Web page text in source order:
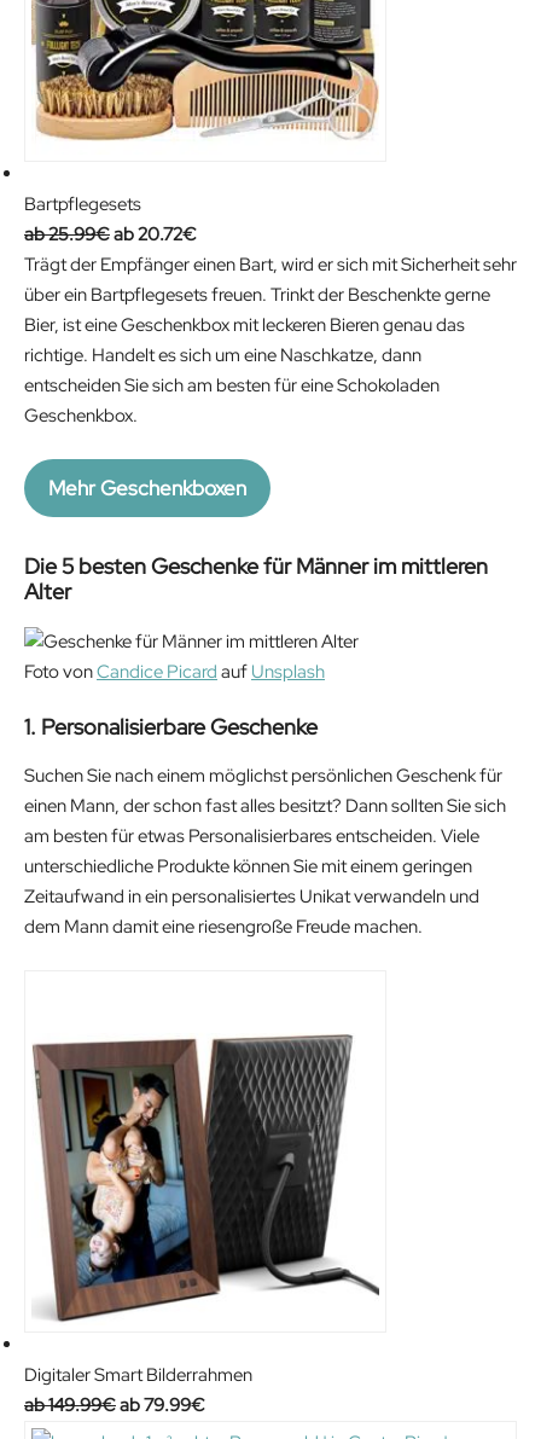
Bartpflegesets
25.99€O
r
i
g
i
n
a
p
c
s
:
5
.
9
9
€
.
20.72€C
u
r
r
e
n
e
2
0
7
2
€
.
Trägt der Empfänger einen Bart, wird er sich mit Sicherheit sehr
über ein Bartpflegesets freuen. Trinkt der Beschenkte gerne
Bier, ist eine Geschenkbox mit leckeren Bieren genau das
richtige. Handelt es sich um eine Naschkatze, dann
entscheiden Sie sich am besten für eine Schokoladen
Geschenkbox.
Mehr Geschenkboxen
Die 5 besten Geschenke für Männer im mittleren
Alter
Foto vonCandice Picard auf Unsplash
1. Personalisierbare Geschenke
Suchen Sie nach einem möglichst persönlichen Geschenk für
einen Mann, der schon fast alles besitzt? Dann sollten Sie sich
am besten für etwas Personalisierbares entscheiden. Viele
unterschiedliche Produkte können Sie mit einem geringen
Zeitaufwand in ein personalisiertes Unikat verwandeln und
dem Mann damit eine riesengroße Freude machen.
Digitaler Smart Bilderrahmen
149.99€O 79.99€C
u